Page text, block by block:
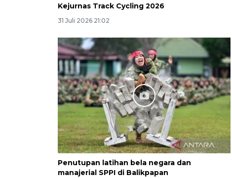
Kejurnas Track Cycling 2026
31 Juli 2026 21:02
Penutupan latihan bela negara dan
manajerial SPPI di Balikpapan